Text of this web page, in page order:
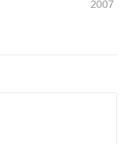
2007